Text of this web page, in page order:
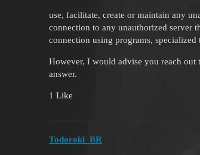
use, facilitate, create or maintain any
connection to any unauthorized server
connection using programs,
However, I would advise you reach out
answer.
1 Like
Todoroki_BR